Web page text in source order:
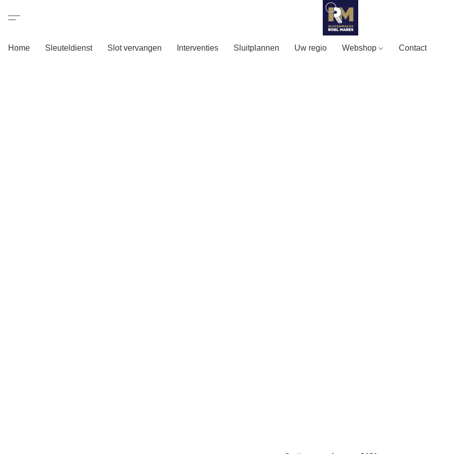
Home Sleuteldienst Slot vervangen Interventies Sluitplannen Uw regio Webshop Contact